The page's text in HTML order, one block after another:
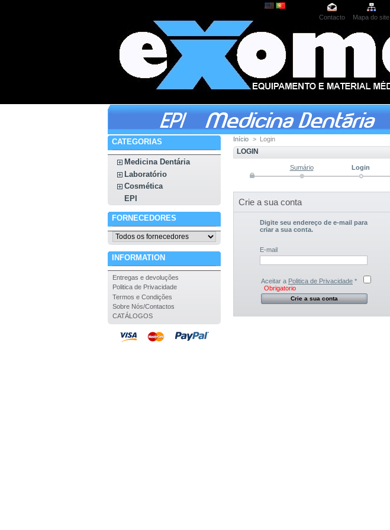
Contacto Mapa do site
CATEGORIAS
Medicina Dentária
Laboratório
Cosmética
EPI
FORNECEDORES
INFORMATION
Entregas e devoluções
Politica de Privacidade
Termos e Condições
Sobre Nós/Contactos
CATÁLOGOS
Início > Login
LOGIN
Sumário Login
Crie a sua conta
Digite seu endereço de e-mail para
criar a sua conta.
E-mail
Aceitar a Politica de Privacidade*
Obrigatorio